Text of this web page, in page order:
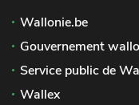
Wallonie.be
Gouvernement
Service public de
Wallex